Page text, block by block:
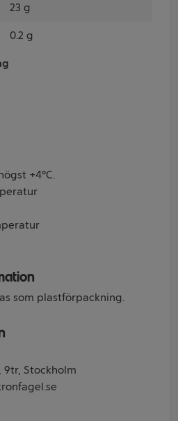
23 g
0.2 g
+4°C.
som plastförpackning.
9tr, Stockholm